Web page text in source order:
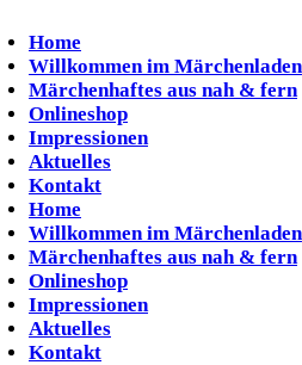
Inhalt
springen
Home
Willkommen im Märchenladen
Märchenhaftes aus nah & fern
Onlineshop
Impressionen
Aktuelles
Kontakt
Home
Willkommen im Märchenladen
Märchenhaftes aus nah & fern
Onlineshop
Impressionen
Aktuelles
Kontakt